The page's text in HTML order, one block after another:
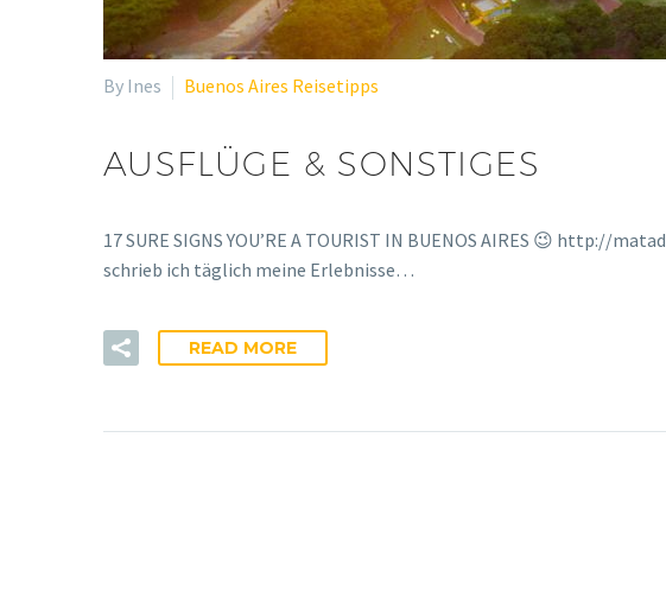
By Ines Buenos Aires Reisetipps
AUSFLÜGE & SONSTIGES
17 SURE SIGNS YOU’RE A TOURIST IN BUENOS AIRES 😉
schrieb ich täglich meine Erlebnisse…
READ MORE